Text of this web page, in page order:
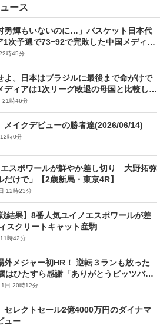
ース
勇輝もいないのに…」バスケット日本代
1次予選で73−92で完敗した中国メディア
手達は経験や精神力で日本に遅れをとっ
」
時45分
よ。日本はブラジルに最後まで命がけで
ディアは1次リーグ敗退の母国と比較し
を苦しめた日本を「敗れたが称賛に値す
ス」と絶賛
時46分
メイクデビューの勝者達(2026/06/14)
時0分
スポワールが鮮やか差し切り 大野拓弥
だけで」【2歳新馬・東京4R】
12時23分
結果】8番人気ユイノエスポワールが差
スクリートキャット産駒
時42分
初HR！ 逆転３ランも放った
はひたすら感謝「ありがとうピッツバー
夜だ」
日 20時12分
セレクトセール2億4000万円のダイナマ
ュー